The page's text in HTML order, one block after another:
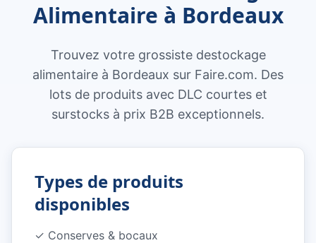
Alimentaire à Bordeaux
Trouvez votre grossiste destockage
alimentaire à Bordeaux sur Faire.com. Des
lots de produits avec DLC courtes et
surstocks à prix B2B exceptionnels.
Types de produits
disponibles
✓ Conserves & bocaux